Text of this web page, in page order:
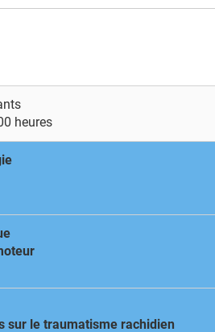
heures
sur le traumatisme rachidien